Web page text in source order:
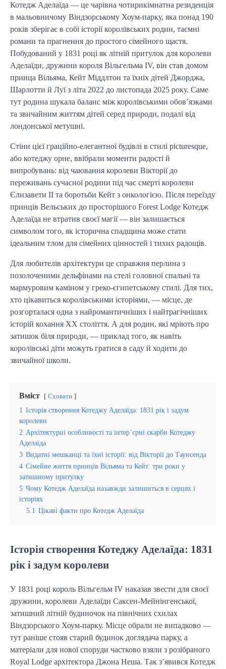
Котедж Аделаїда — це чарівна чотирикімнатна резиденція
в мальовничому Віндзорському Хоум-парку, яка понад 190
років зберігає в собі історії королівських родин, таємні
романи та прагнення до простого сімейного щастя.
Побудований у 1831 році як літній притулок для королеви
Аделаїди, дружини короля Вільгельма IV, він став домом
принца Вільяма, Кейт Міддлтон та їхніх дітей Джорджа,
Шарлотти й Луї з літа 2022 до листопада 2025 року. Саме
тут родина шукала баланс між королівськими обов’язками
та звичайним життям дітей серед природи, подалі від
лондонської метушні.
Стіни цієї граційно-елегантної будівлі в стилі picturesque,
або котеджу орне, ввібрали моменти радості й
випробувань: від чаювання королеви Вікторії до
переживань сучасної родини під час смерті королеви
Єлизавети II та боротьби Кейт з онкологією. Після переїзду
принців Вельських до просторішого Forest Lodge Котедж
Аделаїда не втратив своєї магії — він залишається
символом того, як історична спадщина може стати
ідеальним тлом для сімейних цінностей і тихих радощів.
Для любителів архітектури це справжня перлина з
позолоченими дельфінами на стелі головної спальні та
мармуровим каміном у греко-єгипетському стилі. Для тих,
хто цікавиться королівськими історіями, — місце, де
розгорталася одна з найромантичніших і найтрагічніших
історій кохання ХХ століття. А для родин, які мріють про
затишок біля природи, — приклад того, як навіть
королівські діти можуть гратися в саду й ходити до
звичайної школи.
Вміст Сховати
1 Історія створення Котеджу Аделаїда: 1831 рік і задум
королеви
2 Архітектурні особливості та інтер’єрні скарби Котеджу
Аделаїда
3 Видатні мешканці та їхні історії: від Вікторії до Таунсенда
4 Сімейне життя принців Вільяма та Кейт: три роки у
затишному притулку
5 Чому Котедж Аделаїда назавжди залишиться в серцях і
історіях
5.1 Цікаві факти про Котедж Аделаїда
Історія створення Котеджу Аделаїда: 1831
рік і задум королеви
У 1831 році король Вільгельм IV наказав звести для своєї
дружини, королеви Аделаїди Саксен-Мейнінгенської,
затишний літній будиночок на північних схилах
Віндзорського Хоум-парку. Місце обрали не випадково —
тут раніше стояв старий будинок доглядача парку, а
матеріали для нової споруди частково взяли з розібраного
Royal Lodge архітектора Джона Неша. Так з’явився Котедж